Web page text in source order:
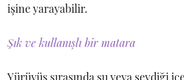
işine yarayabilir.
Şık ve kullanışlı bir matara
Yürüyüş sırasında su veya sevdiği